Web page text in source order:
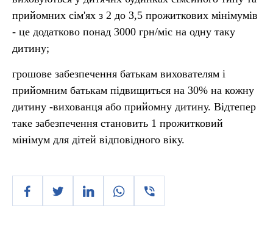
прийомних сім'ях з 2 до 3,5 прожиткових мінімумів
- це додатково понад 3000 грн/міс на одну таку
дитину;
грошове забезпечення батькам вихователям і
прийомним батькам підвищиться на 30% на кожну
дитину -вихованця або прийомну дитину. Відтепер
таке забезпечення становить 1 прожитковий
мінімум для дітей відповідного віку.